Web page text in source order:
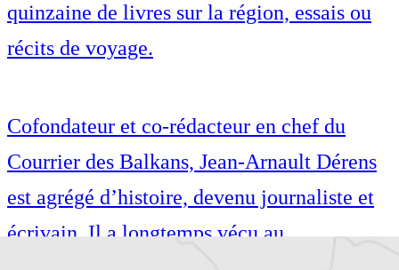
quinzaine de livres sur la région, essais ou
récits de voyage.
Cofondateur et co-rédacteur en chef du
Courrier des Balkans, Jean-Arnault Dérens
est agrégé d’histoire, devenu journaliste et
écrivain. Il a longtemps vécu au